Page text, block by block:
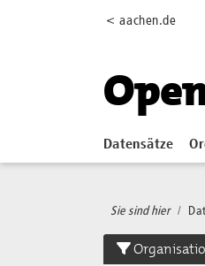
< aachen.de
Datensätze
Sie sind hier